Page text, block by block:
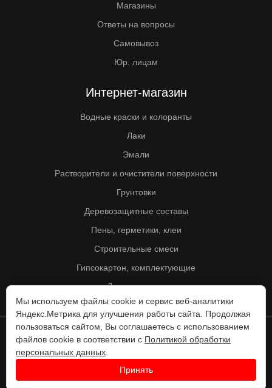
Магазины
Ответы на вопросы
Самовывоз
Юр. лицам
Интернет-магазин
Водные краски и колоранты
Лаки
Эмали
Растворители и очистители поверхности
Грунтовки
Деревозащитные составы
Пены, герметики, клеи
Строительные смеси
Гипсокартон, комплектующие
Другие товары
© Колорит 1995 - 2026
Разработка веб-сайта -
Мы используем файлы cookie и сервис веб-аналитики
Яндекс.Метрика для улучшения работы сайта. Продолжая
пользоваться сайтом, Вы соглашаетесь с использованием
файлов cookie в соответствии с Политикой обработки
персональных данных
Принять